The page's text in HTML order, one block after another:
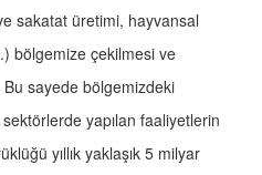
sakatat üretimi, hayvansal
bölgemize çekilmesi ve
sayede bölgemizdeki
sektörlerde yapılan faaliyetlerin
yıllık yaklaşık 5 milyar